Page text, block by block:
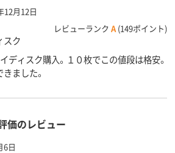
12月12日
レビューランク A (149ポイント)
スク
ディスク購入。１０枚でこの値段は格安。
ました。
価のレビュー
6日